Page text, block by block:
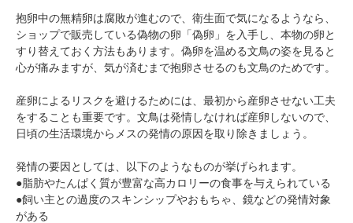
抱卵中の無精卵は腐敗が進むので、衛生面で気になるようなら、
ショップで販売している偽物の卵「偽卵」を入手し、本物の卵と
すり替えておく方法もあります。偽卵を温める文鳥の姿を見ると
心が痛みますが、気が済むまで抱卵させるのも文鳥のためです。
産卵によるリスクを避けるためには、最初から産卵させない工夫
をすることも重要です。文鳥は発情しなければ産卵しないので、
日頃の生活環境からメスの発情の原因を取り除きましょう。
発情の要因としては、以下のようなものが挙げられます。
●脂肪やたんぱく質が豊富な高カロリーの食事を与えられている
●飼い主との過度のスキンシップやおもちゃ、鏡などの発情対象
がある